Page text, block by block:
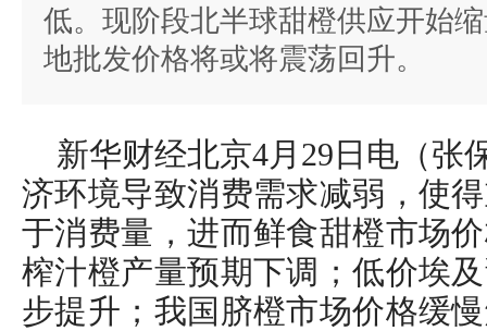
低。现阶段北半球甜橙供应开始
地批发价格将或将震荡回升。
新华财经北京4月29日电（张
济环境导致消费需求减弱，使
于消费量，进而鲜食甜橙市场
榨汁橙产量预期下调；低价埃
步提升；我国脐橙市场价格缓